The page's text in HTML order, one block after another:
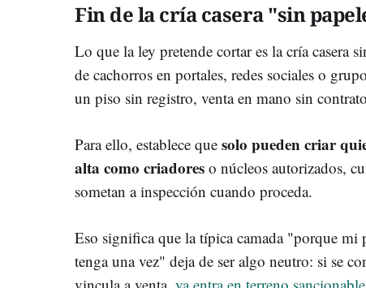
Fin de la cría casera "sin
Lo que la ley pretende cortar es la cría casera
de cachorros en portales, redes sociales o
un piso sin registro, venta en mano sin
Para ello, establece que solo pueden criar
alta como criadores o núcleos autorizados,
sometan a inspección cuando proceda.
Eso significa que la típica camada "porque mi
tenga una vez" deja de ser algo neutro: si se